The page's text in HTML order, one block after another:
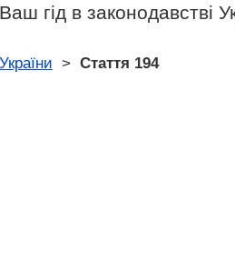
Ваш гід в законодавстві
> Стаття 194